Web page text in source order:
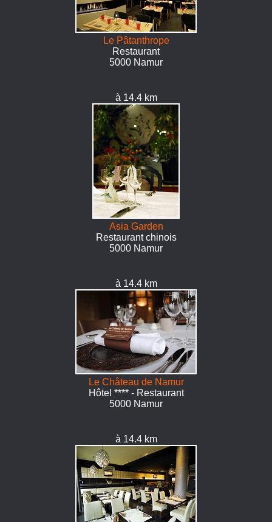
Le Pâtanthrope
Restaurant
5000 Namur
à 14.4 km
Asia Garden
Restaurant chinois
5000 Namur
à 14.4 km
Le Château de Namur
Hôtel **** - Restaurant
5000 Namur
à 14.4 km